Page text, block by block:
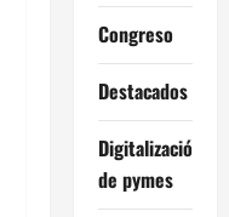
Congreso
Destacados
Digitalización
de pymes